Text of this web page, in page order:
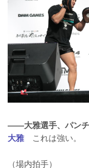
――大雅選手、パンチ
大雅これは強い。
（場内拍手）